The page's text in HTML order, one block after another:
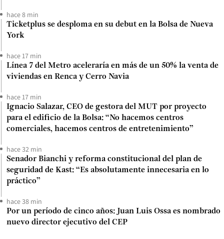
hace 8 min
Ticketplus se desploma en su debut en la Bolsa de Nueva
York
hace 17 min
Línea 7 del Metro aceleraría en más de un 50% la venta de
viviendas en Renca y Cerro Navia
hace 17 min
Ignacio Salazar, CEO de gestora del MUT por proyecto
para el edificio de la Bolsa: “No hacemos centros
comerciales, hacemos centros de entretenimiento”
hace 32 min
Senador Bianchi y reforma constitucional del plan de
seguridad de Kast: “Es absolutamente innecesaria en lo
práctico”
hace 38 min
Por un período de cinco años: Juan Luis Ossa es nombrado
nuevo director ejecutivo del CEP